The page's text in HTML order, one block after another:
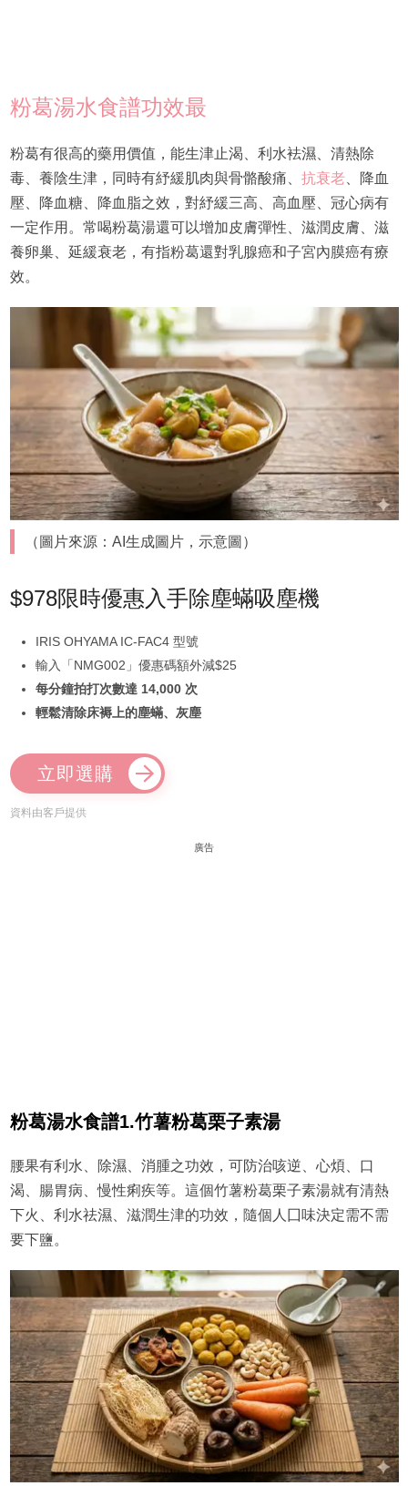
粉葛湯水食譜功效最
粉葛有很高的藥用價值，能生津止渴、利水袪濕、清熱除
毒、養陰生津，同時有紓緩肌肉與骨骼酸痛、 抗衰老、降血
壓、降血糖、降血脂之效，對紓緩三高、高血壓、冠心病有
一定作用。常喝粉葛湯還可以增加皮膚彈性、滋潤皮膚、滋
養卵巢、延緩衰老，有指粉葛還對乳腺癌和子宮內膜癌有療
效。
（圖片來源：AI生成圖片，示意圖）
$978限時優惠入手除塵蟎吸塵機
IRIS OHYAMA IC-FAC4 型號
輸入「NMG002」優惠碼額外減$25
每分鐘拍打次數達 14,000 次
輕鬆清除床褥上的塵蟎、灰塵
立即選購
資料由客戶提供
廣告
粉葛湯水食譜1.竹薯粉葛栗子素湯
腰果有利水、除濕、消腫之功效，可防治咳逆、心煩、口
渴、腸胃病、慢性痢疾等。這個竹薯粉葛栗子素湯就有清熱
下火、利水祛濕、滋潤生津的功效，隨個人囗味決定需不需
要下鹽。